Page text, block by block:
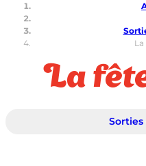
La